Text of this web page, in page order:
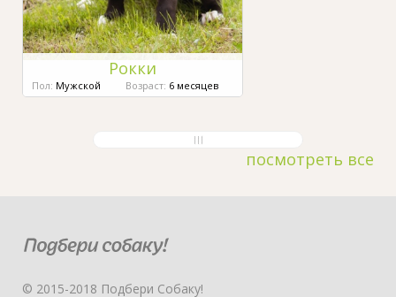
Рокки
Пол: Мужской Возраст: 6 месяцев
посмотреть все
© 2015-2018 Подбери Собаку!